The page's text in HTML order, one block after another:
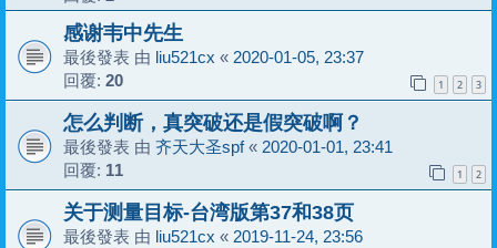
感谢韦中先生
最後發表 由 liu521cx « 2020-01-05, 23:37
回覆: 20 1 2 3
怎么判断，真突破还是假突破啊？
最後發表 由 齐天大圣spf« 2020-01-01, 23:41
回覆: 11 1 2
关于测量目标-台湾版第37和38页
最後發表 由 liu521cx « 2019-11-24, 23:56